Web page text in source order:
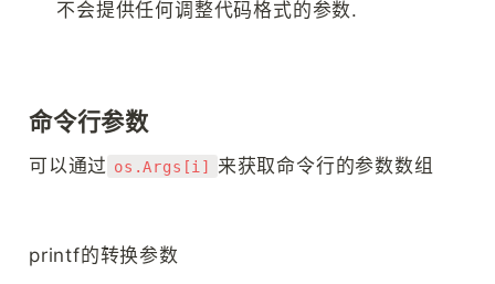
不会提供任何调整代码格式的参数.
命令行参数
可以通过 os.Args[i] 来获取命令行的参数数组
printf的转换参数